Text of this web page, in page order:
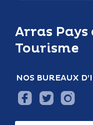
Arras Pays
Tourisme
NOS BUREAUX